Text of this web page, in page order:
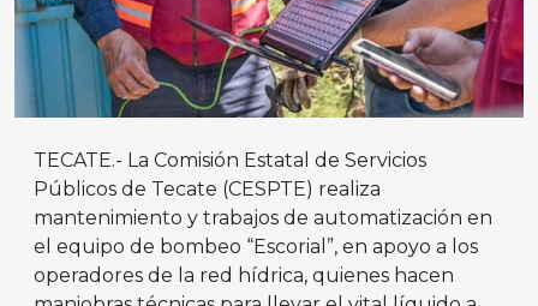
TECATE.- La Comisión Estatal de Servicios
Públicos de Tecate (CESPTE) realiza
mantenimiento y trabajos de automatización en
el equipo de bombeo “Escorial”, en apoyo a los
operadores de la red hídrica, quienes hacen